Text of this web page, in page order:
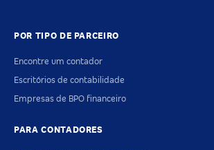
POR TIPO DE PARCEIRO
Encontre um contador
Escritórios de contabilidade
Empresas de BPO financeiro
PARA CONTADORES